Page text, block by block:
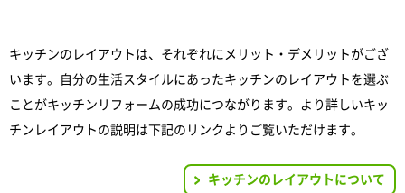
キッチンのレイアウトは、それぞれにメリット・デメリットがござ
います。自分の生活スタイルにあったキッチンのレイアウトを選ぶ
ことがキッチンリフォームの成功につながります。より詳しいキッ
チンレイアウトの説明は下記のリンクよりご覧いただけます。
キッチンのレイアウトについて